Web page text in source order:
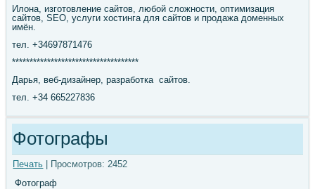
Илона, изготовление сайтов, любой сложности, оптимизация
сайтов, SEO, услуги хостинга для сайтов и продажа доменных
имён.
тел. +34697871476
************************************
Дарья, веб-дизайнер, разработка сайтов.
тел. +34 665227836
Фотографы
Печать | Просмотров: 2452
Фотограф